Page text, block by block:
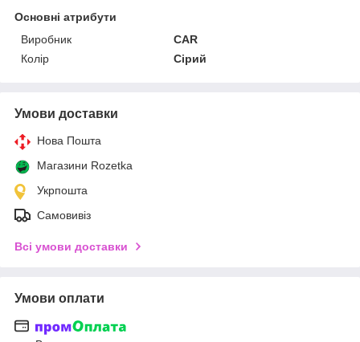
Основні атрибути
Виробник
CAR
Колір
Сірий
Умови доставки
Нова Пошта
Магазини Rozetka
Укрпошта
Самовивіз
Всі умови доставки
Умови оплати